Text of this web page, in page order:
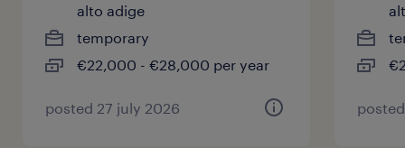
alto adige
temporary
€22,000 - €28,000 per year
posted 27 july 2026